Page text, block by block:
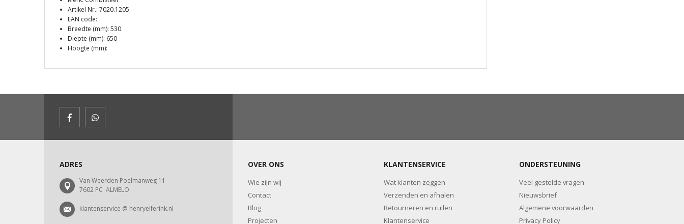
Artikel Nr.: 7020.1205
EAN code:
Breedte (mm): 530
Diepte (mm): 650
Hoogte (mm):
ADRES
Van Weerden Poelmanweg 11
7602 PC ALMELO
klantenservice @ henryelferink.nl
OVER ONS
Wie zijn wij
Contact
Blog
Projecten
KLANTENSERVICE
Wat klanten zeggen
Verzenden en afhalen
Retourneren en ruilen
Klantenservice
ONDERSTEUNING
Veel gestelde vragen
Nieuwsbrief
Algemene voorwaarden
Privacy Policy